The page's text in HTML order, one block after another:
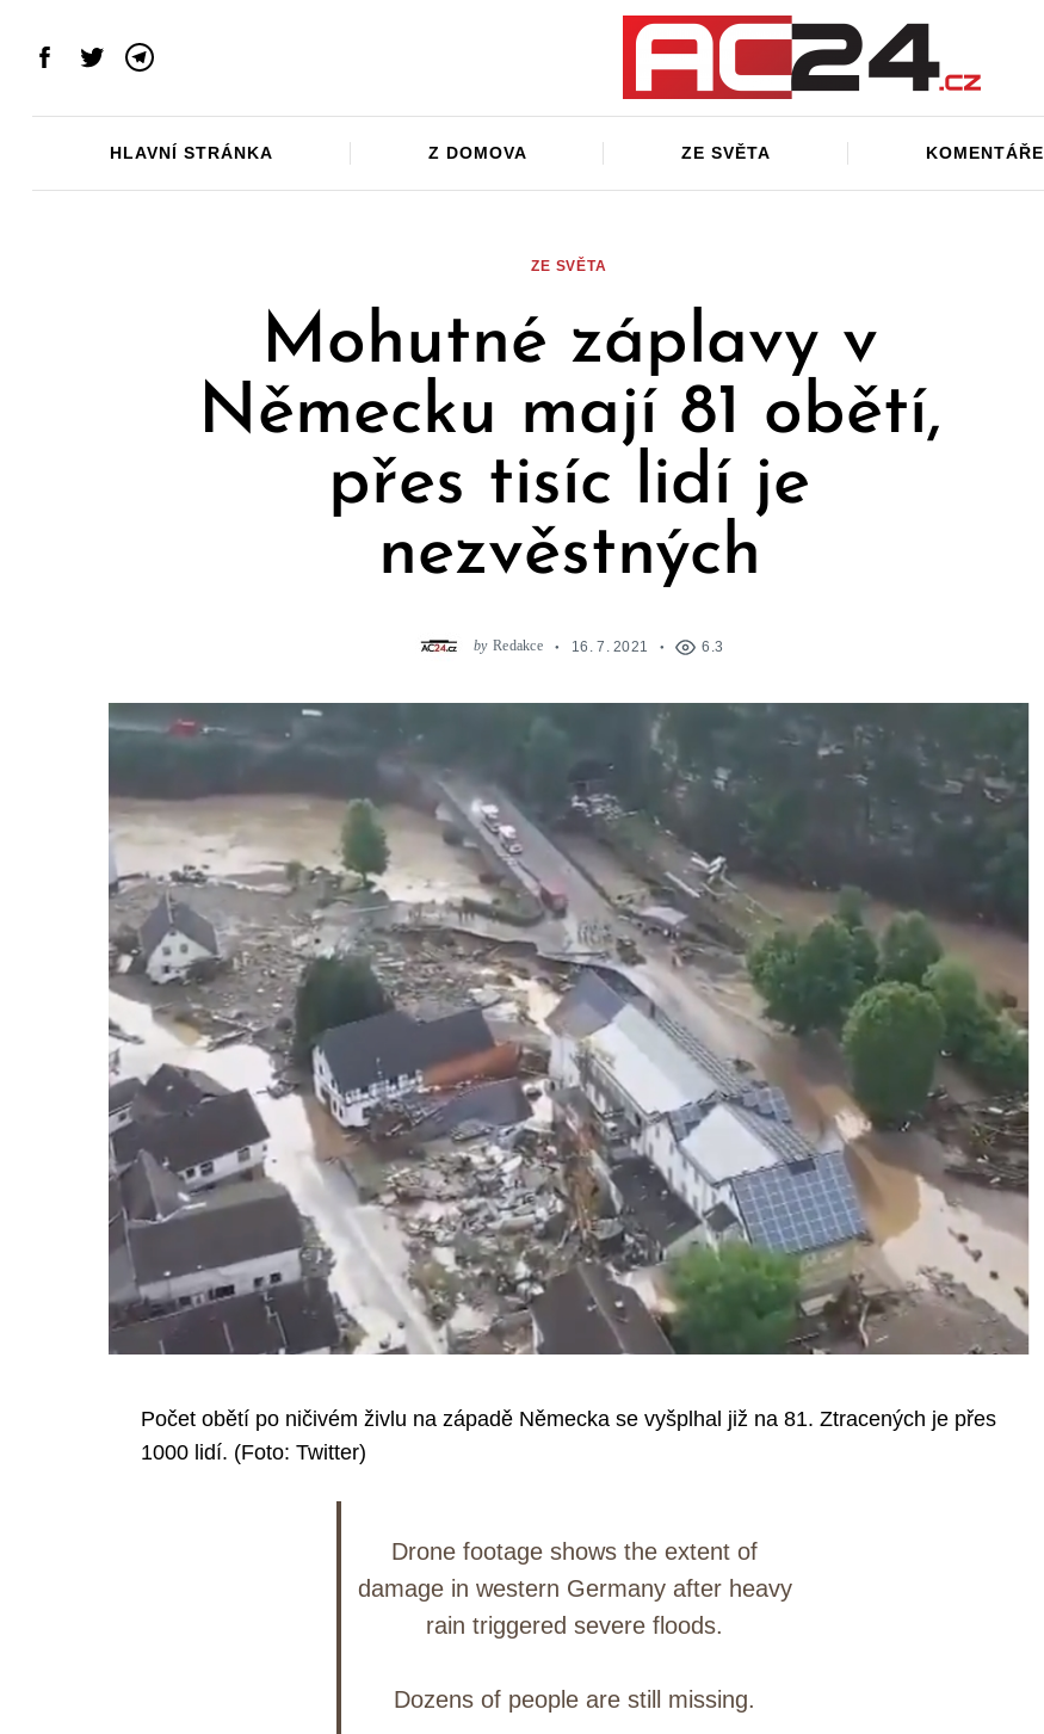
Facebook
TwitterTelegram
HLAVNÍ STRÁNKA Z DOMOVA ZE SVĚTA KOMENTÁŘE
ZE SVĚTA
Mohutné záplavy v
Německu mají 81 obětí,
přes tisíc lidí je
nezvěstných
by Redakce 16. 7. 2021 6.3
Počet obětí po ničivém živlu na západě Německa se vyšplhal již na 81. Ztracených je přes
1000 lidí. (Foto: Twitter)
Drone footage shows the extent of
damage in western Germany after heavy
rain triggered severe floods.
Dozens of people are still missing.